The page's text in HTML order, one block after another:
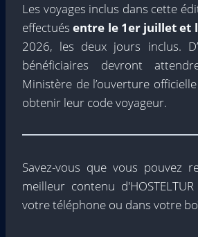
Les voyages inclus dans cette
effectués entre le 1er juillet et
2026, les deux jours inclus.
bénéficiaires devront
Ministère de l’ouverture
obtenir leur code voyageur.
Savez-vous que vous pouvez
meilleur contenu
votre téléphone ou dans votre